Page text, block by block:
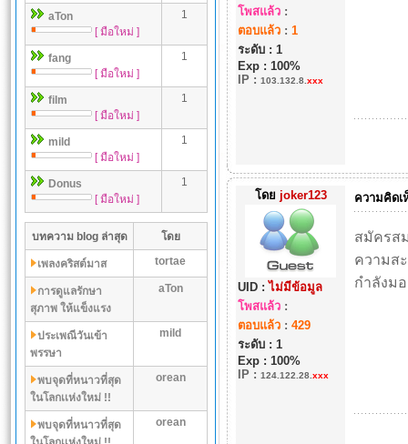
aTon
[ มือใหม่ ]
1
fang
[ มือใหม่ ]
1
film
[ มือใหม่ ]
1
mild
[ มือใหม่ ]
1
Donus
[ มือใหม่ ]
1
บทความ blog ล่าสุด โดย
เพลงคริสต์มาส tortae
การดูแลรักษา
สุภาพ ให้แข็งแรง
aTon
ประเพณีวันเข้า
พรรษา
mild
พบจุดที่หนาวที่สุด
ในโลกเเห่งใหม่ !!
orean
พบจุดที่หนาวที่สุด
orean
โพสแล้ว:
ตอบแล้ว: 1
ระดับ : 1
Exp : 100%
IP: 103.132.8. xxx
โดย joker123
UID :ไม่มีข้อมูล
โพสแล้ว:
ตอบแล้ว: 429
ระดับ : 1
Exp : 100%
IP: 124.122.28. xxx
ความคิด
สมัครส
ความส
กำลังม